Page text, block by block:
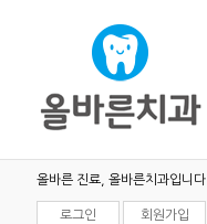
올바른 진료, 올바른치과입니다
로그인 회원가입